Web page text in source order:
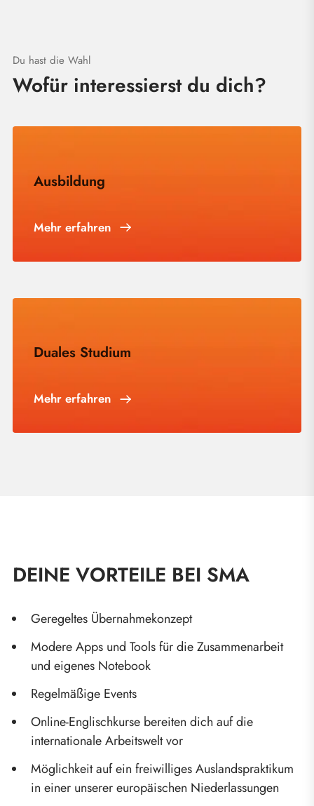
Du hast die Wahl
Wofür interessierst du dich?
Ausbildung
Mehr erfahren
Duales Studium
Mehr erfahren
DEINE VORTEILE BEI SMA
Geregeltes Übernahmekonzept
Modere Apps und Tools für die Zusammenarbeit
und eigenes Notebook
Regelmäßige Events
Online-Englischkurse bereiten dich auf die
internationale Arbeitswelt vor
Möglichkeit auf ein freiwilliges Auslandspraktikum
in einer unserer europäischen Niederlassungen